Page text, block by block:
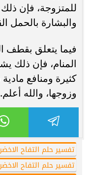
للمتزوجة، فإن
والبشارة بالحمل
فيما يتعلق بقطف
المنام، فإن ذلك
كثيرة ومنافع
وزوجها، والله أعلم.
تفسير حلم التفاح
تفسير حلم التفاح